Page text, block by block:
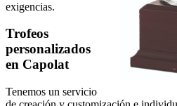
exigencias.
Trofeos
personalizados
en Capolat
Tenemos un servicio